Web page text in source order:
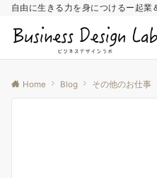
自由に生きる力を身につけるー起業
Home Blog その他のお仕事